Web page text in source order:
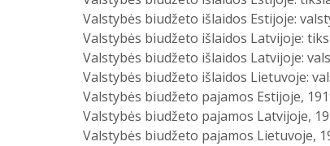
Valstybės biudžeto išlaidos Estijoje:
Valstybės biudžeto išlaidos Latvijoje:
Valstybės biudžeto išlaidos Latvijoje:
Valstybės biudžeto išlaidos Lietuvoje:
Valstybės biudžeto pajamos Estijoje,
Valstybės biudžeto pajamos Latvijoje,
Valstybės biudžeto pajamos Lietuvoje,